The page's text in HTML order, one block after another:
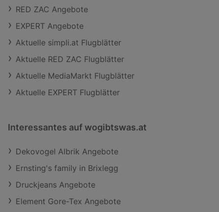
RED ZAC Angebote
EXPERT Angebote
Aktuelle simpli.at Flugblätter
Aktuelle RED ZAC Flugblätter
Aktuelle MediaMarkt Flugblätter
Aktuelle EXPERT Flugblätter
Interessantes auf wogibtswas.at
Dekovogel Albrik Angebote
Ernsting's family in Brixlegg
Druckjeans Angebote
Element Gore-Tex Angebote